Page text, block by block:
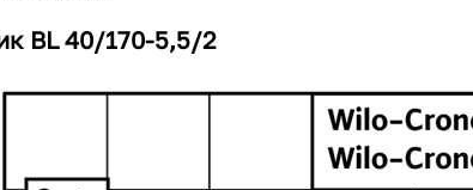
BL 40/170-5,5/2